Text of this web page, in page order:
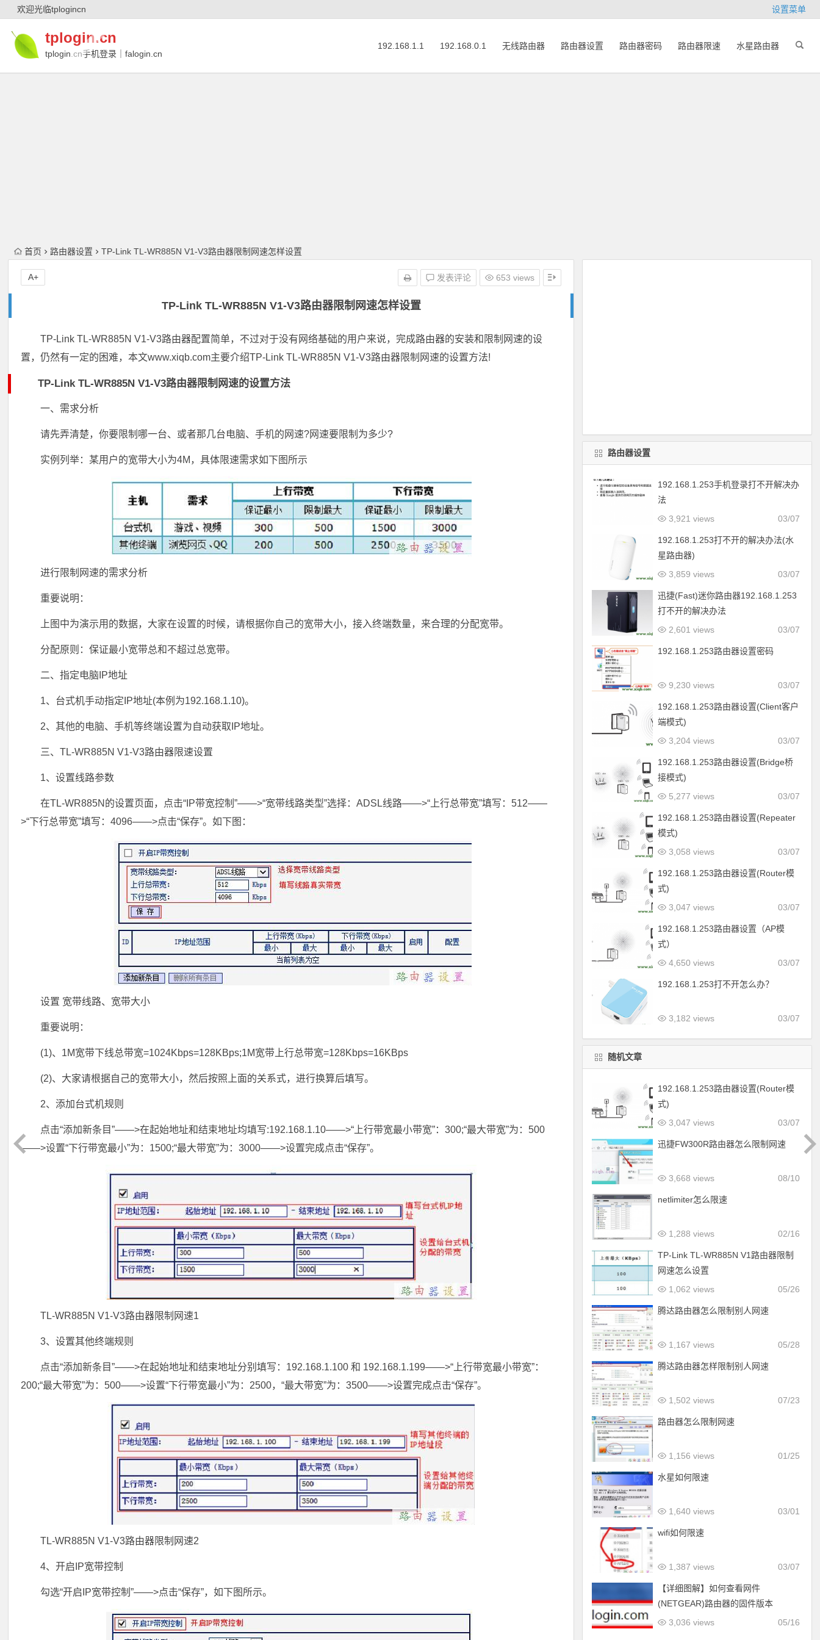
欢迎光临tplogincn 设置菜单
tplogin.cn
tplogin.cn手机登录｜falogin.cn
192.168.1.1 192.168.0.1 无线路由器 路由器设置 路由器密码 路由器限速 水星路由器
首页 路由器设置 TP-Link TL-WR885N V1-V3路由器限制网速怎样设置
TP-Link TL-WR885N V1-V3路由器限制网速怎样设置
发表评论 653 views
A+
TP-Link TL-WR885N V1-V3路由器配置简单，不过对于没有网络基础的用户来说，完成路由器的安装和限制网速的设
置，仍然有一定的困难，本文www.xiqb.com主要介绍TP-Link TL-WR885N V1-V3路由器限制网速的设置方法!
TP-Link TL-WR885N V1-V3路由器限制网速的设置方法
一、需求分析
请先弄清楚，你要限制哪一台、或者那几台电脑、手机的网速?网速要限制为多少?
实例列举：某用户的宽带大小为4M，具体限速需求如下图所示
进行限制网速的需求分析
重要说明：
上图中为演示用的数据，大家在设置的时候，请根据你自己的宽带大小，接入终端数量，来合理的分配宽带。
分配原则：保证最小宽带总和不超过总宽带。
二、指定电脑IP地址
1、台式机手动指定IP地址(本例为192.168.1.10)。
2、其他的电脑、手机等终端设置为自动获取IP地址。
三、TL-WR885N V1-V3路由器限速设置
1、设置线路参数
在TL-WR885N的设置页面，点击“IP带宽控制”——>“宽带线路类型”选择：ADSL线路——>“上行总带宽”填写：512——
>“下行总带宽”填写：4096——>点击“保存”。如下图：
设置 宽带线路、宽带大小
重要说明：
(1)、1M宽带下线总带宽=1024Kbps=128KBps;1M宽带上行总带宽=128Kbps=16KBps
(2)、大家请根据自己的宽带大小，然后按照上面的关系式，进行换算后填写。
2、添加台式机规则
点击“添加新条目”——>在起始地址和结束地址均填写:192.168.1.10——>“上行带宽最小带宽”：300;“最大带宽”为：500
——>设置“下行带宽最小”为：1500;“最大带宽”为：3000——>设置完成点击“保存”。
TL-WR885N V1-V3路由器限制网速1
3、设置其他终端规则
点击“添加新条目”——>在起始地址和结束地址分别填写：192.168.1.100 和 192.168.1.199——>“上行带宽最小带宽”：
200;“最大带宽”为：500——>设置“下行带宽最小”为：2500，“最大带宽”为：3500——>设置完成点击“保存”。
TL-WR885N V1-V3路由器限制网速2
4、开启IP宽带控制
勾选“开启IP宽带控制”——>点击“保存”，如下图所示。
路由器设置
192.168.1.253手机登录打不开解决办
法
03/07
3,921 views
192.168.1.253打不开的解决办法(水
星路由器)
03/07
3,859 views
迅捷(Fast)迷你路由器192.168.1.253
打不开的解决办法
03/07
2,601 views
192.168.1.253路由器设置密码
03/07
9,230 views
192.168.1.253路由器设置(Client客户
端模式)
03/07
3,204 views
192.168.1.253路由器设置(Bridge桥
接模式)
03/07
5,277 views
192.168.1.253路由器设置(Repeater
模式)
03/07
3,058 views
192.168.1.253路由器设置(Router模
式)
03/07
3,047 views
192.168.1.253路由器设置（AP模
式）
03/07
4,650 views
192.168.1.253打不开怎么办？
03/07
3,182 views
随机文章
192.168.1.253路由器设置(Router模
式)
03/07
3,047 views
迅捷FW300R路由器怎么限制网速
08/10
3,668 views
netlimiter怎么限速
02/16
1,288 views
TP-Link TL-WR885N V1路由器限制
网速怎么设置
05/26
1,062 views
腾达路由器怎么限制别人网速
05/28
1,167 views
腾达路由器怎样限制别人网速
07/23
1,502 views
路由器怎么限制网速
01/25
1,156 views
水星如何限速
03/01
1,640 views
wifi如何限速
03/07
1,387 views
【详细图解】如何查看网件
(NETGEAR)路由器的固件版本
05/16
3,036 views